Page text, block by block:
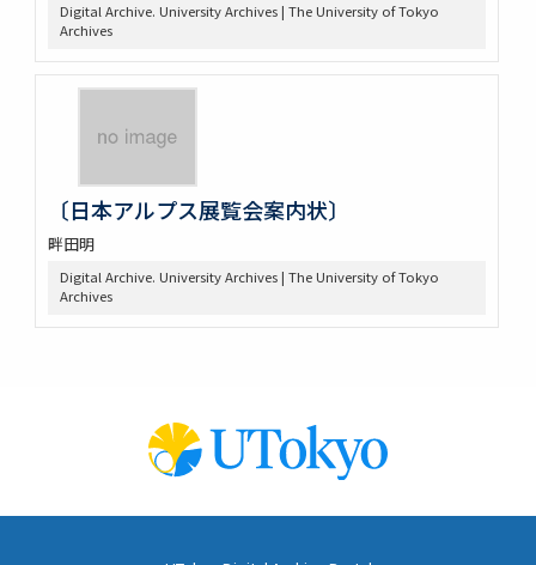
Digital Archive. University Archives | The University of Tokyo
Archives
〔日本アルプス展覧会案内状〕
畔田明
Digital Archive. University Archives | The University of Tokyo
Archives